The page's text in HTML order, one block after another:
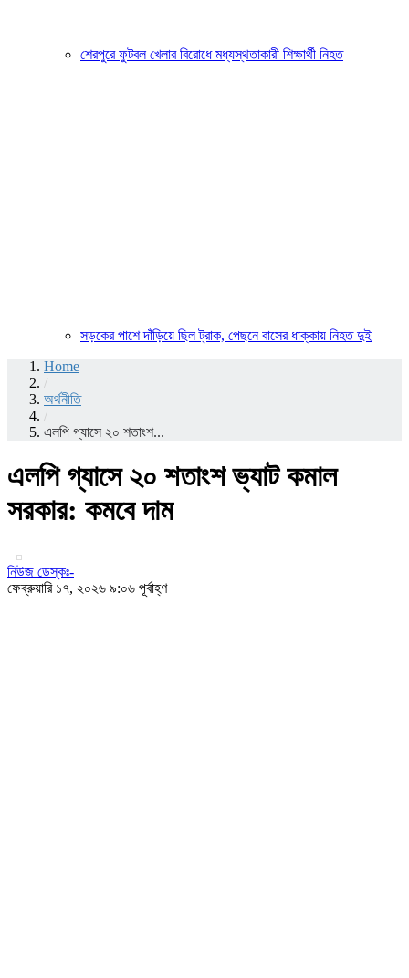
শেরপুরে ফুটবল খেলার বিরোধে মধ্যস্থতাকারী শিক্ষার্থী নিহত
সড়কের পাশে দাঁড়িয়ে ছিল ট্রাক, পেছনে বাসের ধাক্কায় নিহত দুই
Home
/
অর্থনীতি
/
এলপি গ্যাসে ২০ শতাংশ...
এলপি গ্যাসে ২০ শতাংশ ভ্যাট কমাল
সরকার: কমবে দাম
নিউজ ডেস্কঃ-
ফেব্রুয়ারি ১৭, ২০২৬ ৯:০৬ পূর্বাহ্ণ